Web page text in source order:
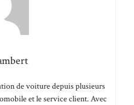
de voiture depuis plusieurs
et le service client. Avec